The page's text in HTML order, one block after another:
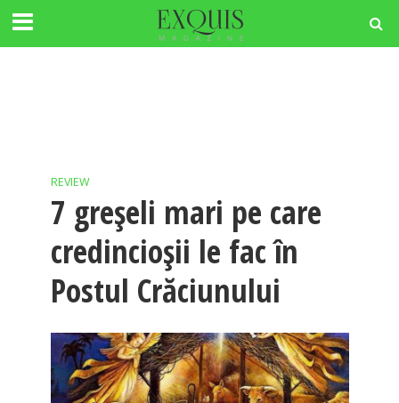
REVIEW
7 greșeli mari pe care
credincioșii le fac în
Postul Crăciunului